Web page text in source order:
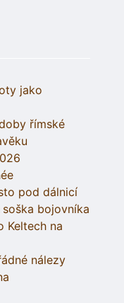
jako
římské
pod dálnicí
bojovníka
Keltech na
nálezy